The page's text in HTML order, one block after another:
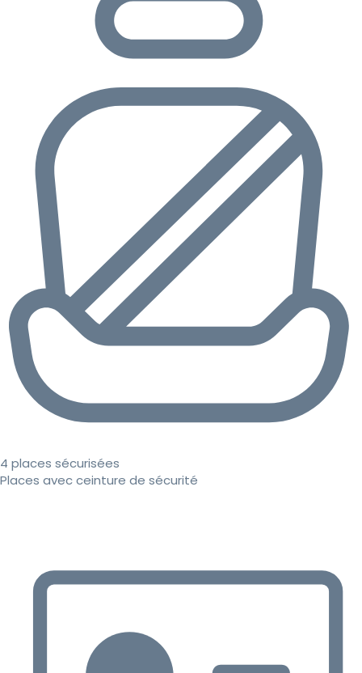
4 places sécurisées
Places avec ceinture de sécurité